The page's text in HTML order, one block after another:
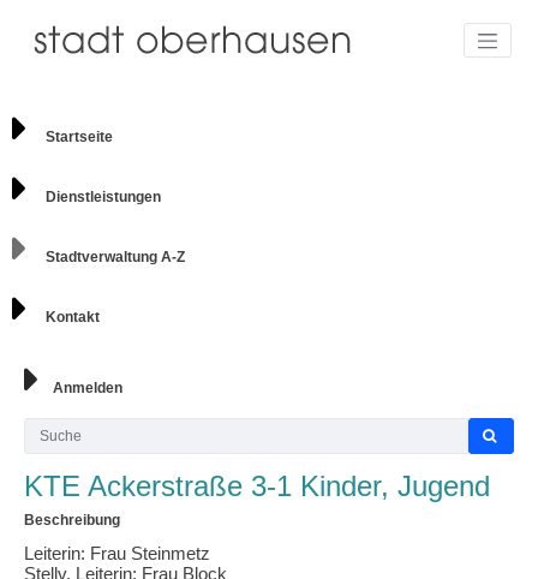
Startseite
Dienstleistungen
Stadtverwaltung A-Z
Kontakt
Anmelden
KTE Ackerstraße 3-1 Kinder, Jugend
Beschreibung
Leiterin: Frau Steinmetz
Stellv. Leiterin: Frau Block